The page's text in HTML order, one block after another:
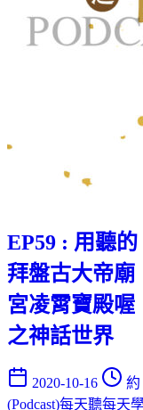
EP59 : 用聽
拜盤古大帝廟
宮凌霄寶殿喔
之神話世界
2020-10-16
約
(Podcast)每天聽每天